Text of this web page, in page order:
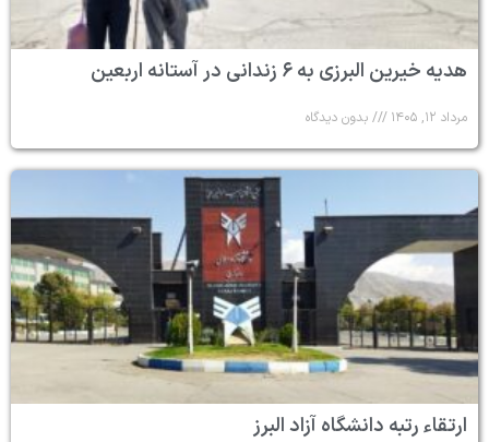
هدیه خیرین البرزی به ۶ زندانی در آستانه اربعین
مرداد ۱۲, ۱۴۰۵ بدون دیدگاه
ارتقاء رتبه دانشگاه آزاد البرز